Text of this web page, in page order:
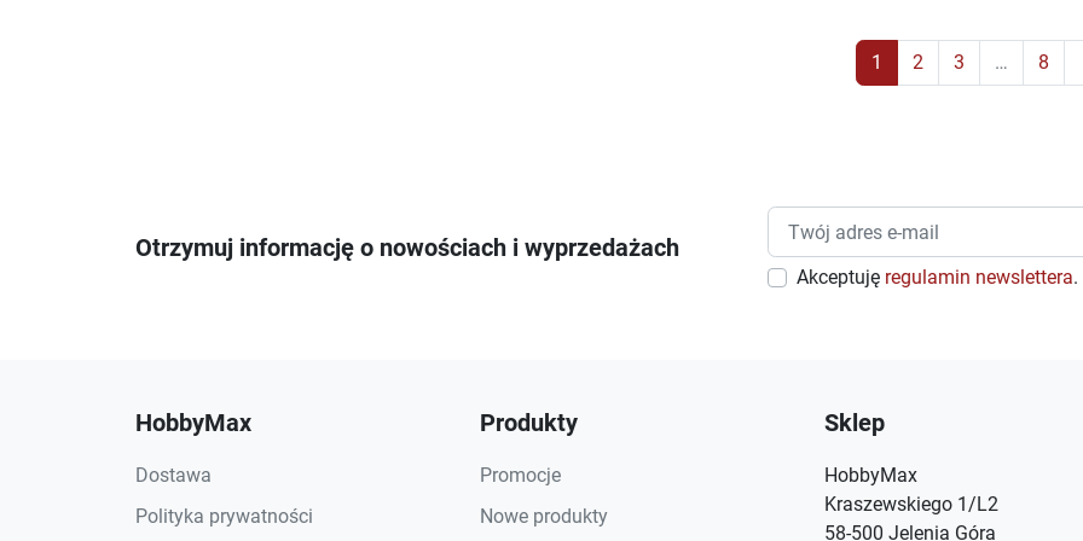
1 2 3 … 8
Otrzymuj informację o nowościach i wyprzedażach
Akceptuję regulamin newslettera.
HobbyMax
Dostawa
Polityka prywatności
Produkty
Promocje
Nowe produkty
Sklep
HobbyMax
Kraszewskiego 1/L2
58-500 Jelenia Góra